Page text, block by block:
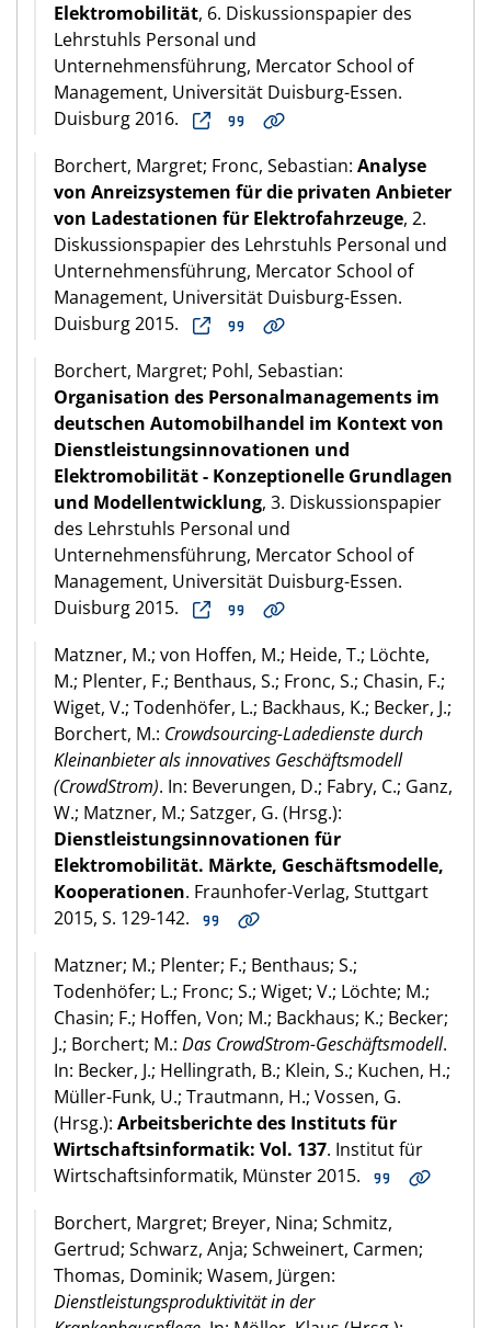
Elektromobilität, 6. Diskussionspapier des
Lehrstuhls Personal und
Unternehmensführung, Mercator School of
Management, Universität Duisburg-Essen.
Duisburg 2016.
Borchert, Margret; Fronc, Sebastian: Analyse
von Anreizsystemen für die privaten Anbieter
von Ladestationen für Elektrofahrzeuge, 2.
Diskussionspapier des Lehrstuhls Personal und
Unternehmensführung, Mercator School of
Management, Universität Duisburg-Essen.
Duisburg 2015.
Borchert, Margret; Pohl, Sebastian:
Organisation des Personalmanagements im
deutschen Automobilhandel im Kontext von
Dienstleistungsinnovationen und
Elektromobilität - Konzeptionelle Grundlagen
und Modellentwicklung, 3. Diskussionspapier
des Lehrstuhls Personal und
Unternehmensführung, Mercator School of
Management, Universität Duisburg-Essen.
Duisburg 2015.
Matzner, M.; von Hoffen, M.; Heide, T.; Löchte,
M.; Plenter, F.; Benthaus, S.; Fronc, S.; Chasin, F.;
Wiget, V.; Todenhöfer, L.; Backhaus, K.; Becker, J.;
Borchert, M.: Crowdsourcing-Ladedienste durch
Kleinanbieter als innovatives Geschäftsmodell
(CrowdStrom). In: Beverungen, D.; Fabry, C.; Ganz,
W.; Matzner, M.; Satzger, G. (Hrsg.):
Dienstleistungsinnovationen für
Elektromobilität. Märkte, Geschäftsmodelle,
Kooperationen. Fraunhofer-Verlag, Stuttgart
2015, S. 129-142.
Matzner; M.; Plenter; F.; Benthaus; S.;
Todenhöfer; L.; Fronc; S.; Wiget; V.; Löchte; M.;
Chasin; F.; Hoffen, Von; M.; Backhaus; K.; Becker;
J.; Borchert; M.: Das CrowdStrom-Geschäftsmodell.
In: Becker, J.; Hellingrath, B.; Klein, S.; Kuchen, H.;
Müller-Funk, U.; Trautmann, H.; Vossen, G.
(Hrsg.): Arbeitsberichte des Instituts für
Wirtschaftsinformatik: Vol. 137. Institut für
Wirtschaftsinformatik, Münster 2015.
Borchert, Margret; Breyer, Nina; Schmitz,
Gertrud; Schwarz, Anja; Schweinert, Carmen;
Thomas, Dominik; Wasem, Jürgen:
Dienstleistungsproduktivität in der